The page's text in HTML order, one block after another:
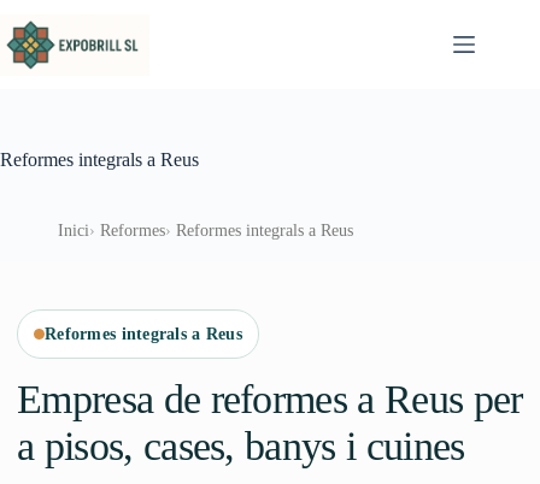
Reformes integrals a Reus
Inici Reformes Reformes integrals a Reus
Reformes integrals a Reus
Empresa de reformes a Reus per
a pisos, cases, banys i cuines